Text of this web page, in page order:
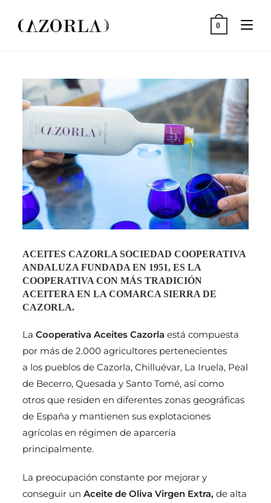
0
ACEITES CAZORLA SOCIEDAD COOPERATIVA
ANDALUZA FUNDADA EN 1951, ES LA
COOPERATIVA CON MÁS TRADICIÓN
ACEITERA EN LA COMARCA SIERRA DE
CAZORLA.
LaCooperativa Aceites Cazorla está compuesta
por más de 2.000 agricultores pertenecientes
a los pueblos de Cazorla, Chilluévar, La Iruela, Peal
de Becerro, Quesada y Santo Tomé, así como
otros que residen en diferentes zonas geográficas
de España y mantienen sus explotaciones
agrícolas en régimen de aparcería
principalmente.
La preocupación constante por mejorar y
conseguir unAceite de Oliva Virgen Extra, de alta